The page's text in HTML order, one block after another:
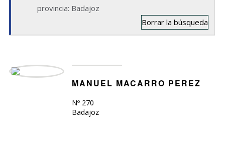
provincia: Badajoz
Borrar la búsqueda
MANUEL MACARRO PEREZ
Nº 270
Badajoz